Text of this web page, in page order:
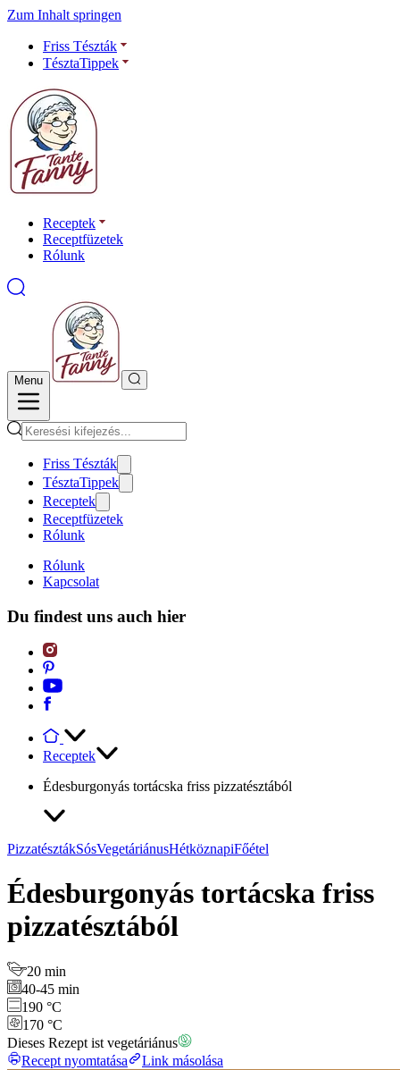
Zum Inhalt springen
Friss Tészták
TésztaTippek
Receptek
Receptfüzetek
Rólunk
Menu
Friss Tészták
TésztaTippek
Receptek
Receptfüzetek
Rólunk
Rólunk
Kapcsolat
Du findest uns auch hier
Receptek
Édesburgonyás tortácska friss pizzatésztából
PizzatésztákSósVegetáriánusHétköznapiFőétel
Édesburgonyás tortácska friss
pizzatésztából
20 min
40-45 min
190 °C
170 °C
Dieses Rezept ist vegetáriánus
Recept nyomtatása
Link másolása